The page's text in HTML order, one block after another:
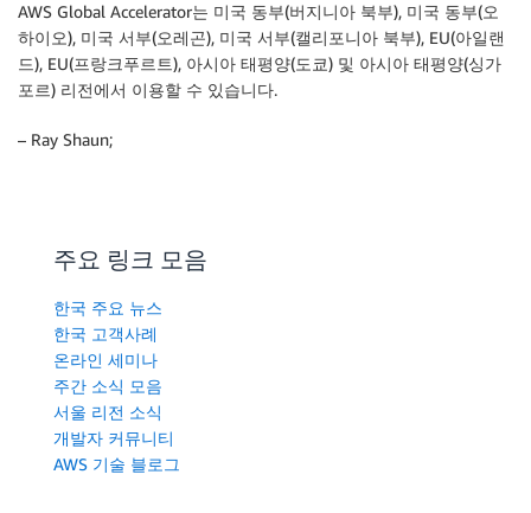
AWS Global Accelerator는 미국 동부(버지니아 북부), 미국 동부(오
하이오), 미국 서부(오레곤), 미국 서부(캘리포니아 북부), EU(아일랜
드), EU(프랑크푸르트), 아시아 태평양(도쿄) 및 아시아 태평양(싱가
포르) 리전에서 이용할 수 있습니다.
– Ray Shaun;
주요 링크 모음
한국 주요 뉴스
한국 고객사례
온라인 세미나
주간 소식 모음
서울 리전 소식
개발자 커뮤니티
AWS 기술 블로그